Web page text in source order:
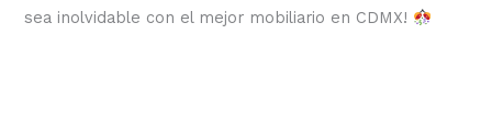
sea inolvidable con el mejor mobiliario en CDMX!